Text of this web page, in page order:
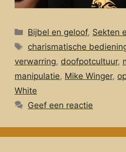
Categorieën
Bijbel en geloof, Sekten
Tags
charismatische
verwarring, doofpotcultuur,
manipulatie, Mike Winger,
White
Geef een reactie